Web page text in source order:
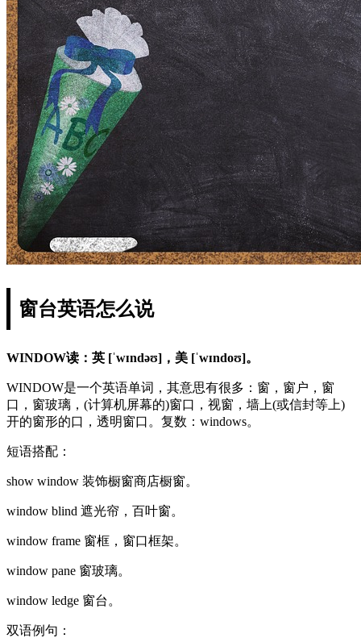
窗台英语怎么说
WINDOW读：英 [ˈwɪndəʊ]，美 [ˈwɪndoʊ]。
WINDOW是一个英语单词，其意思有很多：窗，窗户，窗
口，窗玻璃，(计算机屏幕的)窗口，视窗，墙上(或信封等上)
开的窗形的口，透明窗口。复数：windows。
短语搭配：
show window 装饰橱窗商店橱窗。
window blind 遮光帘，百叶窗。
window frame 窗框，窗口框架。
window pane 窗玻璃。
window ledge 窗台。
双语例句：